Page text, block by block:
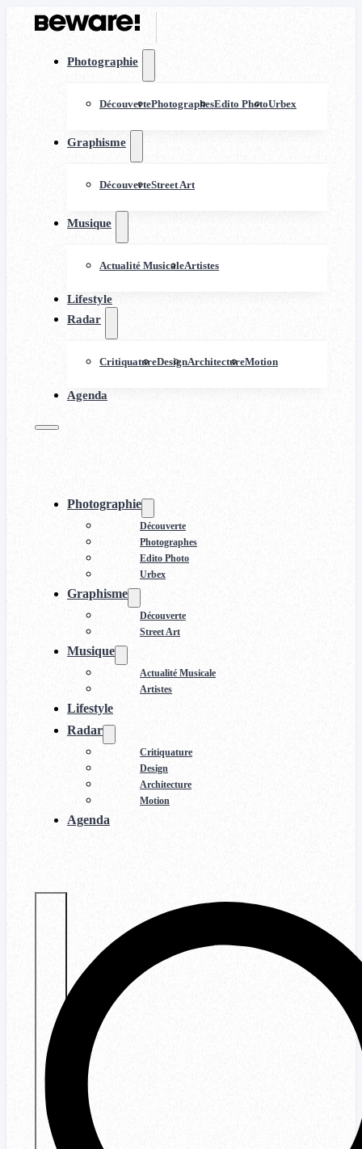
Photographie
DécouvertePhotographesEdito PhotoUrbex
Graphisme
DécouverteStreet Art
Musique
Actualité MusicaleArtistes
Lifestyle
Radar
CritiquatureDesignArchitectureMotion
Agenda
Photographie
Découverte
Photographes
Edito Photo
Urbex
Graphisme
Découverte
Street Art
Musique
Actualité Musicale
Artistes
Lifestyle
Radar
Critiquature
Design
Architecture
Motion
Agenda